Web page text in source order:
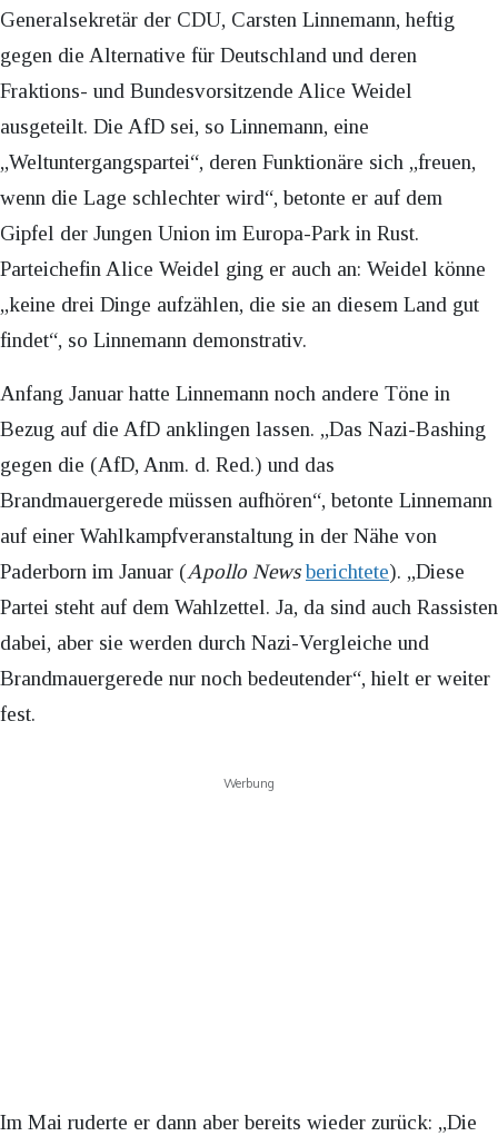
Generalsekretär der CDU, Carsten Linnemann, heftig
gegen die Alternative für Deutschland und deren
Fraktions- und Bundesvorsitzende Alice Weidel
ausgeteilt. Die AfD sei, so Linnemann, eine
„Weltuntergangspartei“, deren Funktionäre sich „freuen,
wenn die Lage schlechter wird“, betonte er auf dem
Gipfel der Jungen Union im Europa-Park in Rust.
Parteichefin Alice Weidel ging er auch an: Weidel könne
„keine drei Dinge aufzählen, die sie an diesem Land gut
findet“, so Linnemann demonstrativ.
Anfang Januar hatte Linnemann noch andere Töne in
Bezug auf die AfD anklingen lassen. „Das Nazi-Bashing
gegen die (AfD, Anm. d. Red.) und das
Brandmauergerede müssen aufhören“, betonte Linnemann
auf einer Wahlkampfveranstaltung in der Nähe von
Paderborn im Januar (Apollo News berichtete). „Diese
Partei steht auf dem Wahlzettel. Ja, da sind auch Rassisten
dabei, aber sie werden durch Nazi-Vergleiche und
Brandmauergerede nur noch bedeutender“, hielt er weiter
fest.
Werbung
Im Mai ruderte er dann aber bereits wieder zurück: „Die